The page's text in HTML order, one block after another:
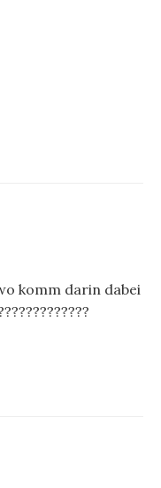
komm darin dabei